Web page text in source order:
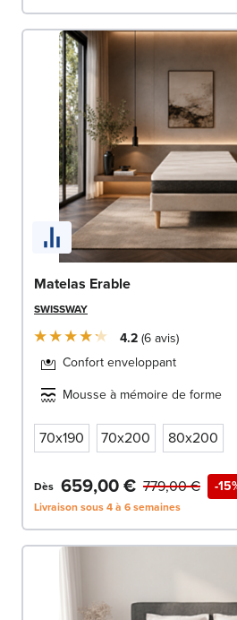
Matelas Erable
SWISSWAY
4.2 6avis
Confort enveloppant
Mousse à mémoire de forme
70x190 70x200 80x200
Dès 659,00 € -
779,00 €
Livraison sous 4 à 6 semaines